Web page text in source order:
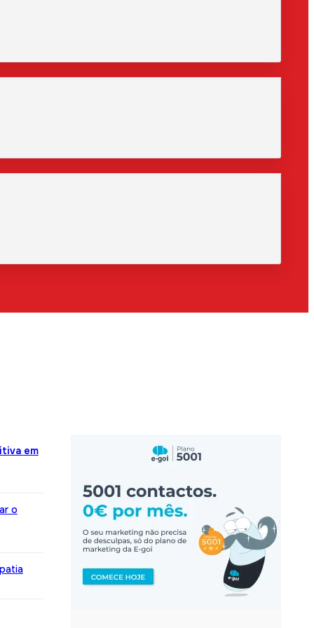
em
o